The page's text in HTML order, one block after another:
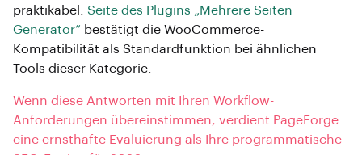
praktikabel. Seite des Plugins „Mehrere Seiten
Generator“ bestätigt die WooCommerce-
Kompatibilität als Standardfunktion bei ähnlichen
Tools dieser Kategorie.
Wenn diese Antworten mit Ihren Workflow-
Anforderungen übereinstimmen, verdient PageForge
eine ernsthafte Evaluierung als Ihre programmatische